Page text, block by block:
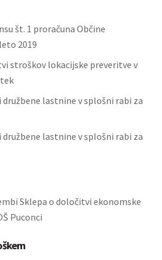
št. 1 proračuna Občine
2019
stroškov lokacijske preveritve v
lastnine v splošni rabi za
lastnine v splošni rabi za
Sklepa o določitvi ekonomske
Puconci